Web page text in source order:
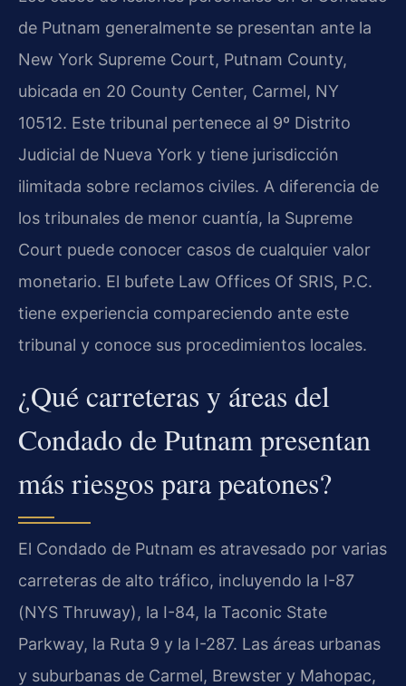
de Putnam generalmente se presentan ante la
New York Supreme Court, Putnam County,
ubicada en 20 County Center, Carmel, NY
10512. Este tribunal pertenece al 9º Distrito
Judicial de Nueva York y tiene jurisdicción
ilimitada sobre reclamos civiles. A diferencia de
los tribunales de menor cuantía, la Supreme
Court puede conocer casos de cualquier valor
monetario. El bufete Law Offices Of SRIS, P.C.
tiene experiencia compareciendo ante este
tribunal y conoce sus procedimientos locales.
¿Qué carreteras y áreas del
Condado de Putnam presentan
más riesgos para peatones?
El Condado de Putnam es atravesado por varias
carreteras de alto tráfico, incluyendo la I-87
(NYS Thruway), la I-84, la Taconic State
Parkway, la Ruta 9 y la I-287. Las áreas urbanas
y suburbanas de Carmel, Brewster y Mahopac,